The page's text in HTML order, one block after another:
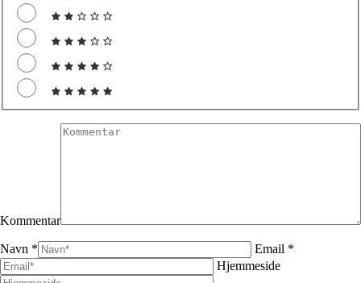
Kommentar
Navn *
Email *
Hjemmeside